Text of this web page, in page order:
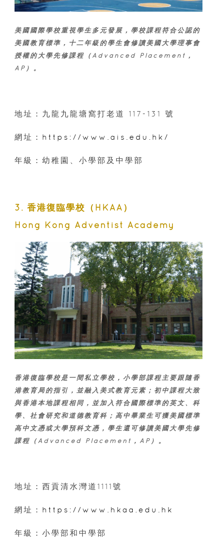
美國國際學校重視學生多元發展，學校課程符合公認的
美國教育標準，十二年級的學生會修讀美國大學理事會
授權的大學先修課程（Advanced Placement，
AP）。
地址：九龍九龍塘窩打老道 117-131 號
網址： https://www.ais.edu.hk/
年級：幼稚園、小學部及中學部
3. 香港復臨學校（HKAA）
Hong Kong Adventist Academy
香港復臨學校是一間私立學校，小學部課程主要跟隨香
港教育局的指引，並融入美式教育元素；初中課程大致
與香港本地課程相同，並加入符合國際標準的英文、科
學、社會研究和道德教育科；高中畢業生可獲美國標準
高中文憑或大學預科文憑，學生還可修讀美國大學先修
課程（Advanced Placement，AP）。
地址：西貢清水灣道1111號
網址： https://www.hkaa.edu.hk
年級：小學部和中學部